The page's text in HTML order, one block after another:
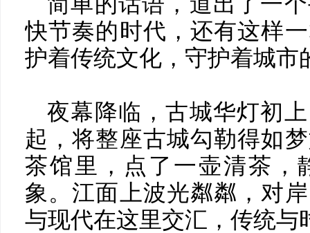
快节奏的时代，还有这样
护着传统文化，守护着城市
夜幕降临，古城华灯初
起，将整座古城勾勒得如
茶馆里，点了一壶清茶，
象。江面上波光粼粼，对
与现代在这里交汇，传统与